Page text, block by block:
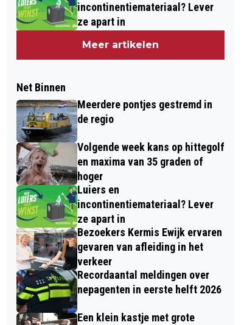
incontinentiemateriaal? Lever
ze apart in
Meer artikelen
Net Binnen
Meerdere pontjes gestremd in
de regio
Volgende week kans op hittegolf
en maxima van 35 graden of
hoger
Luiers en
incontinentiemateriaal? Lever
ze apart in
Bezoekers Kermis Ewijk ervaren
gevaren van afleiding in het
verkeer
Recordaantal meldingen over
nepagenten in eerste helft 2026
Een klein kastje met grote